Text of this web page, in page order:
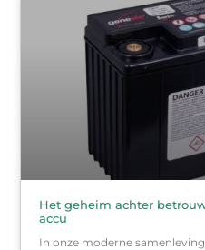
Het geheim achter
accu
In onze moderne